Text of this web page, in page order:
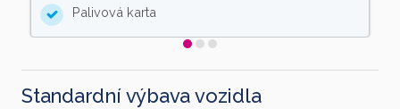
Palivová karta
Standardní výbava vozidla